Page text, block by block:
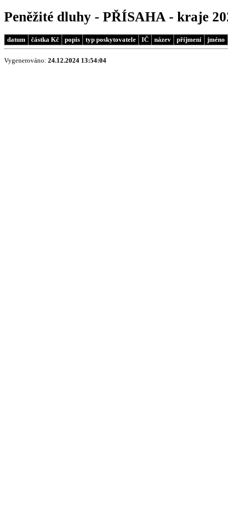
Peněžité dluhy - PŘÍSAHA - kraje
datum částka Kč popis typ poskytovatele IČ název příjmení jméno
Vygenerováno: 24.12.2024 13:54:04